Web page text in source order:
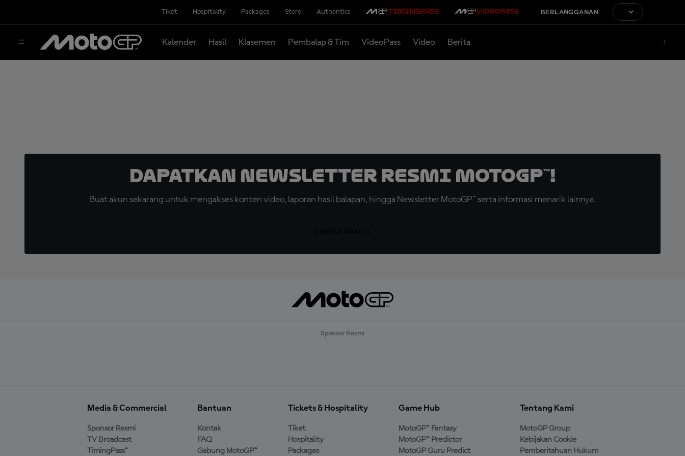
Tiket Hospitality Packages Store Authentics BERLANGGANAN
Kalender Hasil Klasemen Pembalap & Tim VideoPass Video Berita
Dapatkan Newsletter Resmi MotoGP™!
Buat akun sekarang untuk mengakses konten video, laporan hasil balapan, hingga Newsletter MotoGP™ serta informasi menarik lainnya.
Sponsor Resmi
Media & Commercial
Sponsor Resmi
TV Broadcast
TimingPass™
Bantuan
Kontak
FAQ
Gabung MotoGP™
Tickets & Hospitality
Tiket
Hospitality
Packages
Game Hub
MotoGP™ Fantasy
MotoGP™ Predictor
MotoGP Guru Predict
Tentang Kami
MotoGP Group
Kebijakan Cookie
Pemberitahuan Hukum